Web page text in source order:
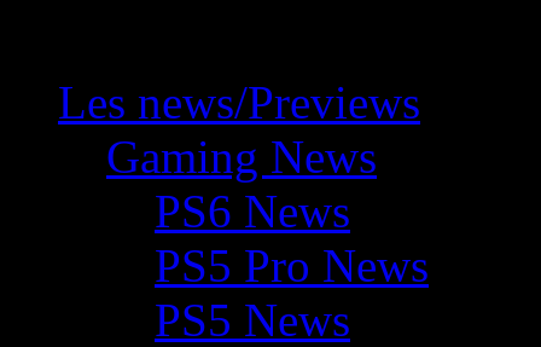
Les news/Previews
Gaming News
PS6 News
PS5 Pro News
PS5 News